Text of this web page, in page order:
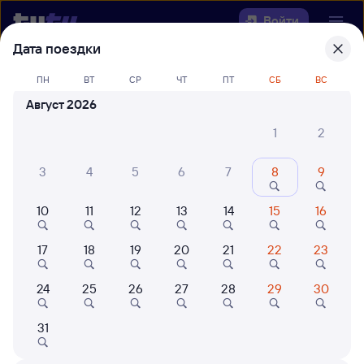
Войти
Выберите день, чтобы найтиж/д
билеты Шафраново — Хребтовая
Куда
Когда
Кто едет
Найти поезда
Дата поездки
ПН ВТ СР ЧТ ПТ СБ ВС
Август 2026
1
2
3 4 5 6 7 8 9
10 11 12 13 14 15 16
17 18 19 20 21 22 23
24 25 26 27 28 29 30
31